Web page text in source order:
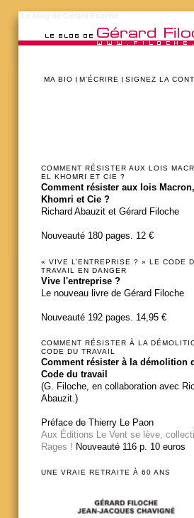
MA BIO M’ÉCRIRE SIGNEZ LA
COMMENT RÉSISTER AUX LOIS
EL KHOMRI ET CIE ?
Comment résister aux lois
Khomri et Cie ?
Richard Abauzit et Gérard Filoche
Nouveauté 180 pages. 12 €
« VIVE L’ENTREPRISE ? » LE CODE
TRAVAIL EN DANGER
Vive l'entreprise ?
Le nouveau livre de Gérard Filoche
Nouveauté 192 pages. 14,95 €
COMMENT RÉSISTER À LA
CODE DU TRAVAIL
Comment résister à la démolition
Code du travail
(G. Filoche, en collaboration avec
Abauzit.)
Préface de Thierry Le Paon
Aux Éditions Le Vent se lève,
Rages ! Nouveauté 116 p. 10 euros
UNE VRAIE RETRAITE À 60 ANS